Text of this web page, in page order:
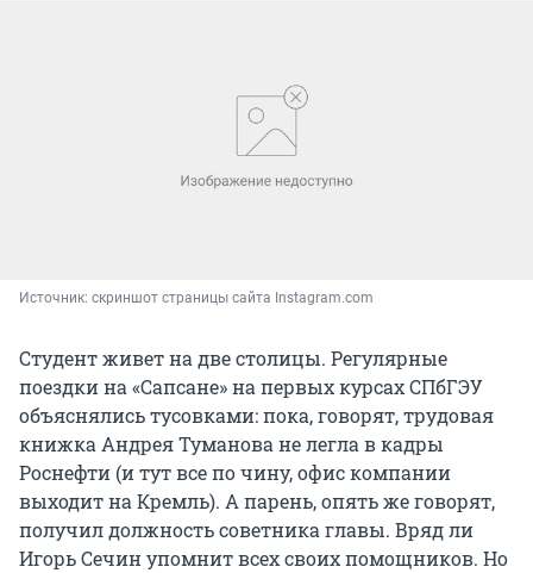
Источник: скриншот страницы сайта Instagram.com
Студент живет на две столицы. Регулярные
поездки на «Сапсане» на первых курсах СПбГЭУ
объяснялись тусовками: пока, говорят, трудовая
книжка Андрея Туманова не легла в кадры
Роснефти (и тут все по чину, офис компании
выходит на Кремль). А парень, опять же говорят,
получил должность советника главы. Вряд ли
Игорь Сечин упомнит всех своих помощников. Но